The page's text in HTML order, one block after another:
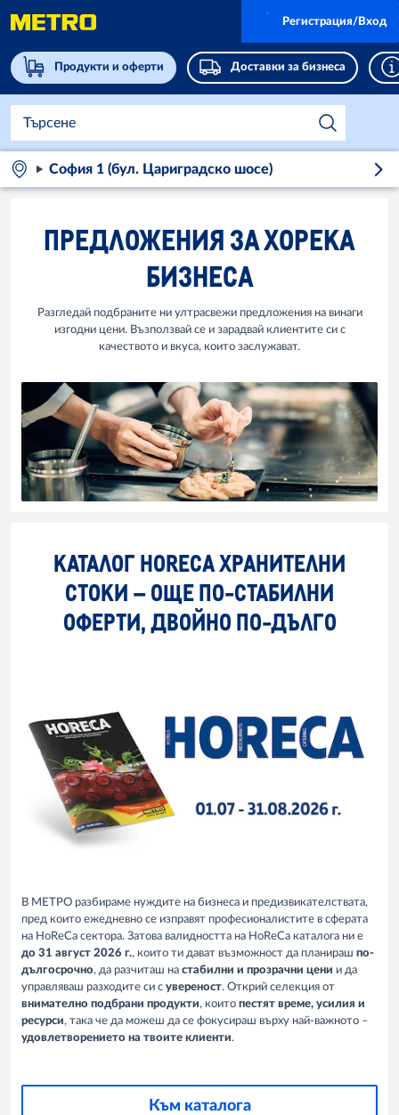
Продукти и оферти Доставки за бизнеса
Регистрация/Вход
София 1 (бул. Цариградско шосе)
ПРЕДЛОЖЕНИЯ ЗА ХОРЕКА
БИЗНЕСА
Разгледай подбраните ни ултрасвежи предложения на винаги
изгодни цени. Възползвай се и зарадвай клиентите си с
качеството и вкуса, които заслужават.
КАТАЛОГ HORECA ХРАНИТЕЛНИ
СТОКИ – ОЩЕ ПО-СТАБИЛНИ
ОФЕРТИ, ДВОЙНО ПО-ДЪЛГО
В МЕТРО разбираме нуждите на бизнеса и предизвикателствата,
пред които ежедневно се изправят професионалистите в сферата
на HoReCa сектора. Затова валидността на HoReCa каталога ни е
до 31 август 2026 г., които ти дават възможност да планираш по-
дългосрочно, да разчиташ на стабилни и прозрачни цени и да
управляваш разходите си с увереност. Открий селекция от
внимателно подбрани продукти, които пестят време, усилия и
ресурси, така че да можеш да се фокусираш върху най-важното –
удовлетворението на твоите клиенти.
Към каталога